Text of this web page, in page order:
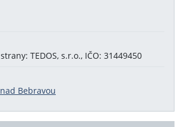
TEDOS, s.r.o., IČO: 31449450
Bebravou